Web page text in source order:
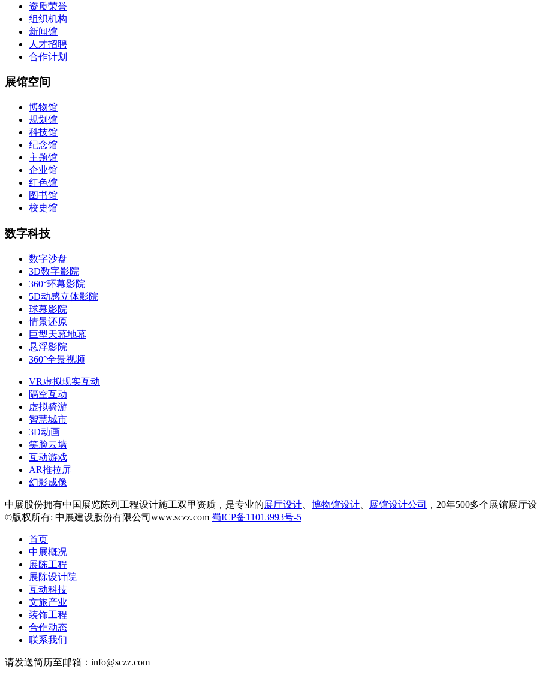
资质荣誉
组织机构
新闻馆
人才招聘
合作计划
展馆空间
博物馆
规划馆
科技馆
纪念馆
主题馆
企业馆
红色馆
图书馆
校史馆
数字科技
数字沙盘
3D数字影院
360°环幕影院
5D动感立体影院
球幕影院
情景还原
巨型天幕地幕
悬浮影院
360°全景视频
VR虚拟现实互动
隔空互动
虚拟骑游
智慧城市
3D动画
笑脸云墙
互动游戏
AR推拉屏
幻影成像
中展股份拥有中国展览陈列工程设计施工双甲资质，是专业的展厅设计 博物馆设计 展馆设计公司
，20年500多个展馆展厅
©版权所有: 中展建设股份有限公司www.sczz.com 蜀ICP备11013993号-5
首页
中展概况
展陈工程
展陈设计院
互动科技
文旅产业
装饰工程
合作动态
联系我们
请发送简历至邮箱：info@sczz.com